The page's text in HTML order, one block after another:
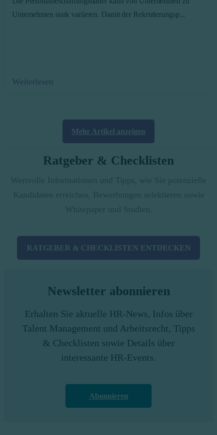
Unternehmen stark variieren. Damit der Rekrutierungsp...
Weiterlesen
Mehr Artikel anzeigen
Ratgeber & Checklisten
Wertvolle Informationen und Tipps, wie Sie potenzielle
Kandidaten erreichen, Bewerbungen selektieren sowie
Whitepaper und Studien.
RATGEBER & CHECKLISTEN ENTDECKEN
Newsletter abonnieren
Erhalten Sie aktuelle HR-News, Infos über
Talent Management und Arbeitsrecht, Tipps
& Checklisten sowie Details über
interessante HR-Events.
Abonnieren